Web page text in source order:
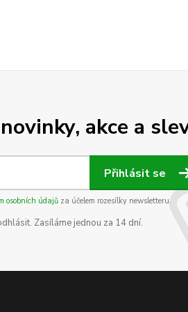
akce a
Přihlásit se
osobních údajůza účelem rozesílky newsletteru.
Zasíláme jednou za 14 dní.